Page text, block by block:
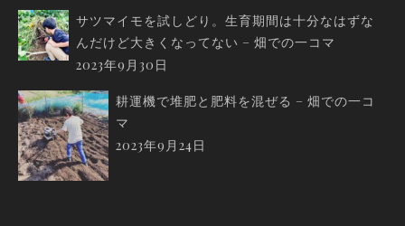
サツマイモを試しどり。生育期間は十分なはずな
んだけど大きくなってない – 畑での一コマ
2023年9月30日
耕運機で堆肥と肥料を混ぜる – 畑での一コ
マ
2023年9月24日